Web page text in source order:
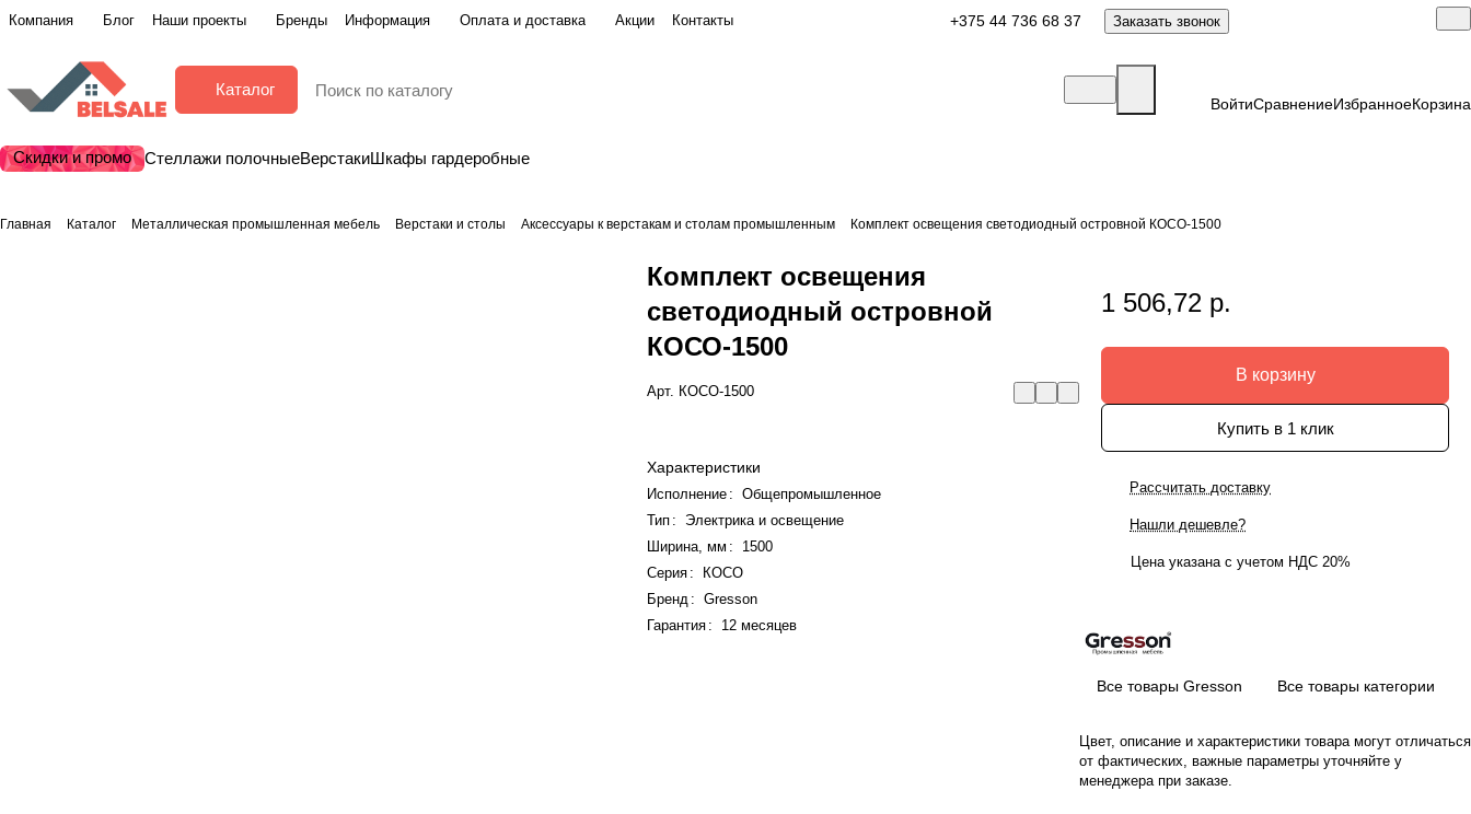
Компания Блог Наши проекты Бренды Информация Оплата и доставка Акции Контакты +375 44 736 68 37 Заказать звонок
Каталог
ВойтиСравнениеИзбранноеКорзина
Скидки и промо Стеллажи полочныеВерстакиШкафы гардеробные
Главная Каталог Металлическая промышленная мебель Верстаки и столы Аксессуары к верстакам и столам промышленным Комплект освещения светодиодный островной КОСО-1500
Комплект освещения
светодиодный островной
КОСО-1500
Арт. КОСО-1500
Характеристики
Исполнение :
Общепромышленное
Тип :
Электрика и освещение
Ширина, мм :
1500
Серия :
КОСО
Бренд :
Gresson
Гарантия : 12 месяцев
1 506,72 р.
В корзину
Купить в 1 клик
Рассчитать доставку
Нашли дешевле?
Цена указана с учетом НДС 20%
Все товары Gresson Все товары категории
Цвет, описание и характеристики товара могут отличаться
от фактических, важные параметры уточняйте у
менеджера при заказе.